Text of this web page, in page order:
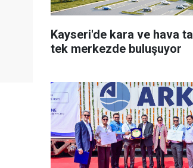
Kayseri'de kara ve hava
tek merkezde buluşuyor